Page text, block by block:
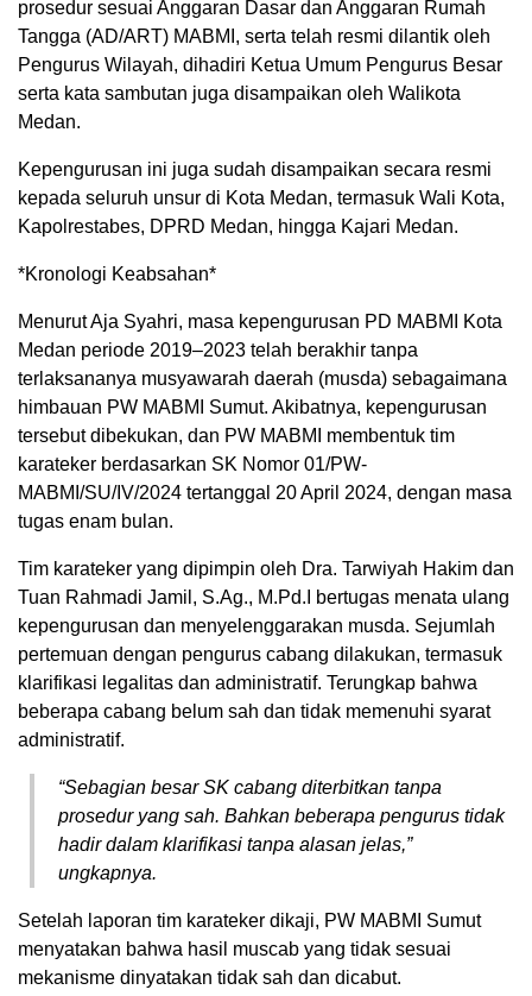
prosedur sesuai Anggaran Dasar dan Anggaran Rumah
Tangga (AD/ART) MABMI, serta telah resmi dilantik oleh
Pengurus Wilayah, dihadiri Ketua Umum Pengurus Besar
serta kata sambutan juga disampaikan oleh Walikota
Medan.
Kepengurusan ini juga sudah disampaikan secara resmi
kepada seluruh unsur di Kota Medan, termasuk Wali Kota,
Kapolrestabes, DPRD Medan, hingga Kajari Medan.
*Kronologi Keabsahan*
Menurut Aja Syahri, masa kepengurusan PD MABMI Kota
Medan periode 2019–2023 telah berakhir tanpa
terlaksananya musyawarah daerah (musda) sebagaimana
himbauan PW MABMI Sumut. Akibatnya, kepengurusan
tersebut dibekukan, dan PW MABMI membentuk tim
karateker berdasarkan SK Nomor 01/PW-
MABMI/SU/IV/2024 tertanggal 20 April 2024, dengan masa
tugas enam bulan.
Tim karateker yang dipimpin oleh Dra. Tarwiyah Hakim dan
Tuan Rahmadi Jamil, S.Ag., M.Pd.I bertugas menata ulang
kepengurusan dan menyelenggarakan musda. Sejumlah
pertemuan dengan pengurus cabang dilakukan, termasuk
klarifikasi legalitas dan administratif. Terungkap bahwa
beberapa cabang belum sah dan tidak memenuhi syarat
administratif.
“Sebagian besar SK cabang diterbitkan tanpa
prosedur yang sah. Bahkan beberapa pengurus tidak
hadir dalam klarifikasi tanpa alasan jelas,”
ungkapnya.
Setelah laporan tim karateker dikaji, PW MABMI Sumut
menyatakan bahwa hasil muscab yang tidak sesuai
mekanisme dinyatakan tidak sah dan dicabut.